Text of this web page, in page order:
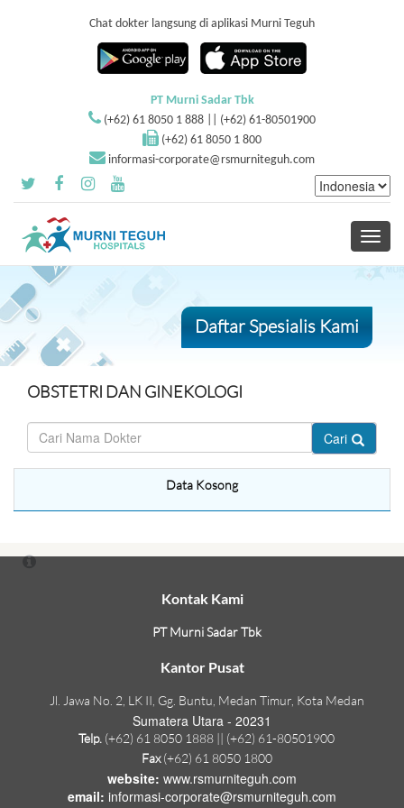
Chat dokter langsung di aplikasi Murni Teguh
PT Murni Sadar Tbk
(+62) 61 8050 1 888 || (+62) 61-80501900
(+62) 61 8050 1 800
informasi-corporate@rsmurniteguh.com
Toggle
Daftar Spesialis Kami
OBSTETRI DAN GINEKOLOGI
Cari
Data Kosong
Kontak Kami
PT Murni Sadar Tbk
Kantor Pusat
Jl. Jawa No. 2, LK II, Gg. Buntu, Medan Timur, Kota Medan
Sumatera Utara - 20231
Telp. (+62) 61 8050 1888 || (+62) 61-80501900
Fax(+62) 61 8050 1800
website: www.rsmurniteguh.com
email: informasi-corporate@rsmurniteguh.com